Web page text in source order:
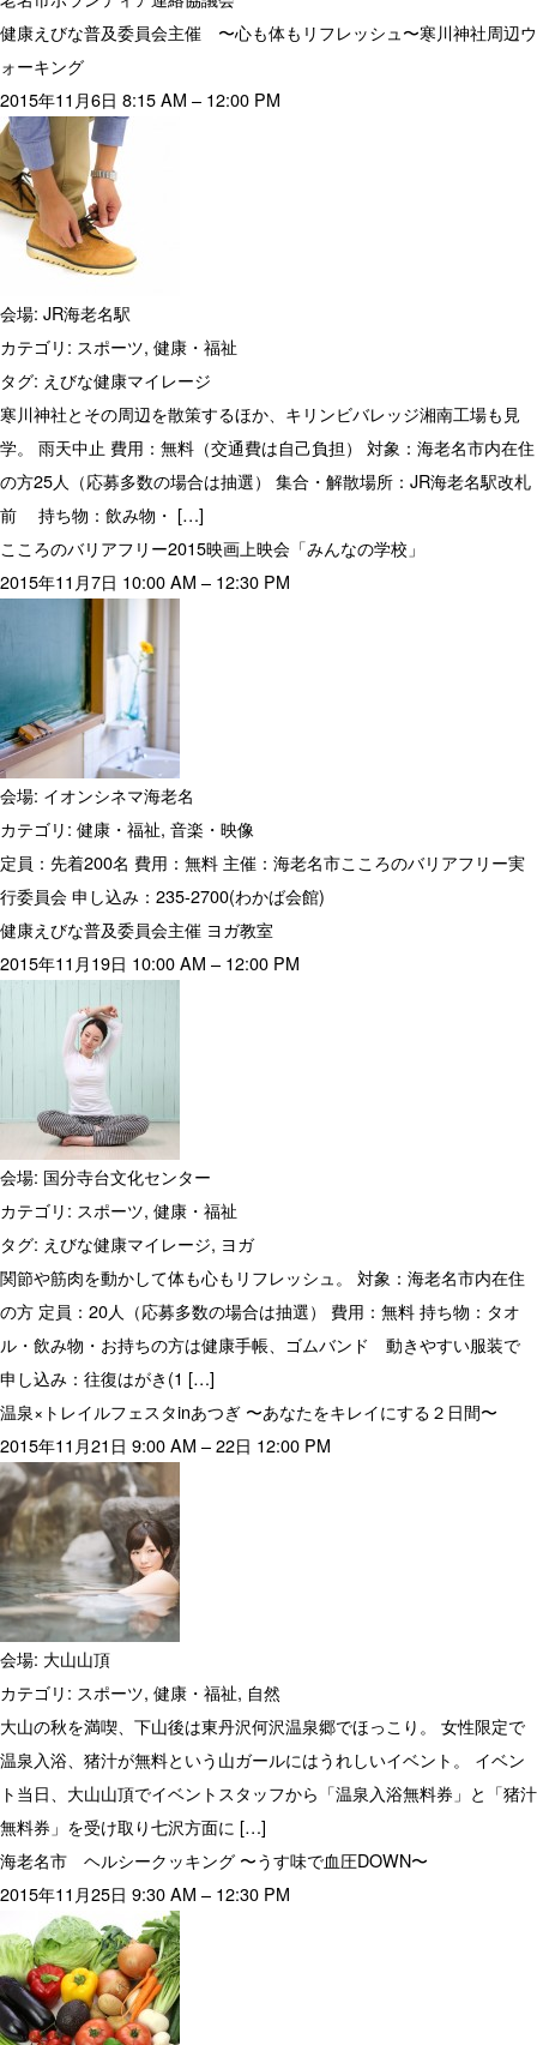
健康えびな普及委員会主催 〜心も体もリフレッシュ〜寒川神社周辺ウ
ォーキング
2015年11月6日 8:15 AM – 12:00 PM
会場: JR海老名駅
カテゴリ: スポーツ, 健康・福祉
タグ: えびな健康マイレージ
寒川神社とその周辺を散策するほか、キリンビバレッジ湘南工場も見
学。 雨天中止 費用：無料（交通費は自己負担） 対象：海老名市内在住
の方25人（応募多数の場合は抽選） 集合・解散場所：JR海老名駅改札
前 持ち物：飲み物・ […]
こころのバリアフリー2015映画上映会「みんなの学校」
2015年11月7日 10:00 AM – 12:30 PM
会場: イオンシネマ海老名
カテゴリ: 健康・福祉, 音楽・映像
定員：先着200名 費用：無料 主催：海老名市こころのバリアフリー実
行委員会 申し込み：235-2700(わかば会館)
健康えびな普及委員会主催 ヨガ教室
2015年11月19日 10:00 AM – 12:00 PM
会場: 国分寺台文化センター
カテゴリ: スポーツ, 健康・福祉
タグ: えびな健康マイレージ, ヨガ
関節や筋肉を動かして体も心もリフレッシュ。 対象：海老名市内在住
の方 定員：20人（応募多数の場合は抽選） 費用：無料 持ち物：タオ
ル・飲み物・お持ちの方は健康手帳、ゴムバンド 動きやすい服装で
申し込み：往復はがき(1 […]
温泉×トレイルフェスタinあつぎ 〜あなたをキレイにする２日間〜
2015年11月21日 9:00 AM –22日 12:00 PM
会場: 大山山頂
カテゴリ: スポーツ, 健康・福祉, 自然
大山の秋を満喫、下山後は東丹沢何沢温泉郷でほっこり。 女性限定で
温泉入浴、猪汁が無料という山ガールにはうれしいイベント。 イベン
ト当日、大山山頂でイベントスタッフから「温泉入浴無料券」と「猪汁
無料券」を受け取り七沢方面に […]
海老名市 ヘルシークッキング 〜うす味で血圧DOWN〜
2015年11月25日 9:30 AM – 12:30 PM